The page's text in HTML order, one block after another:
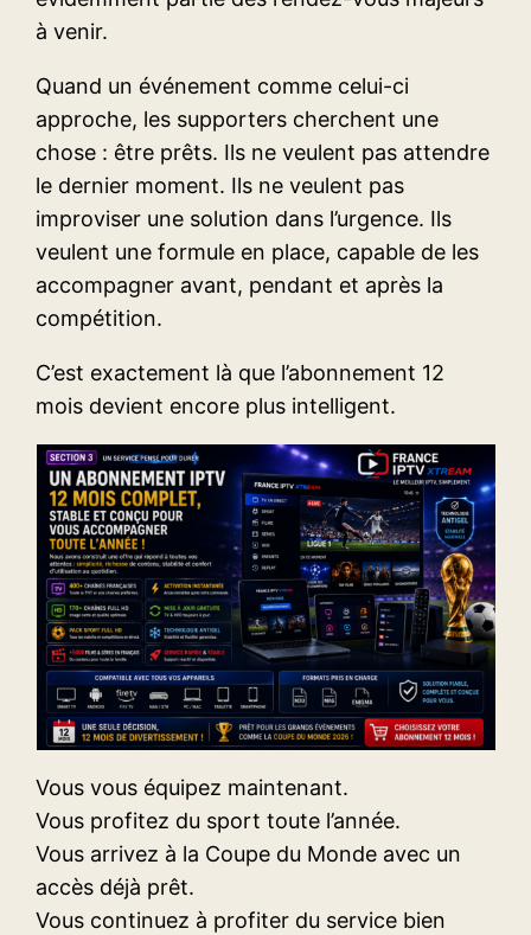
à venir.
Quand un événement comme celui-ci
approche, les supporters cherchent une
chose : être prêts. Ils ne veulent pas attendre
le dernier moment. Ils ne veulent pas
improviser une solution dans l’urgence. Ils
veulent une formule en place, capable de les
accompagner avant, pendant et après la
compétition.
C’est exactement là que l’abonnement 12
mois devient encore plus intelligent.
Vous vous équipez maintenant.
Vous profitez du sport toute l’année.
Vous arrivez à la Coupe du Monde avec un
accès déjà prêt.
Vous continuez à profiter du service bien